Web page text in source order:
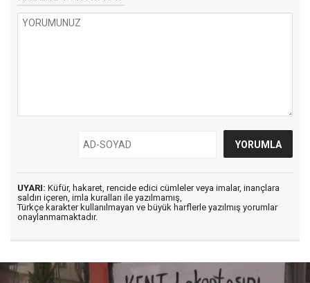
UYARI: Küfür, hakaret, rencide edici cümleler veya imalar, inançlara
saldırı içeren, imla kuralları ile yazılmamış,
Türkçe karakter kullanılmayan ve büyük harflerle yazılmış yorumlar
onaylanmamaktadır.